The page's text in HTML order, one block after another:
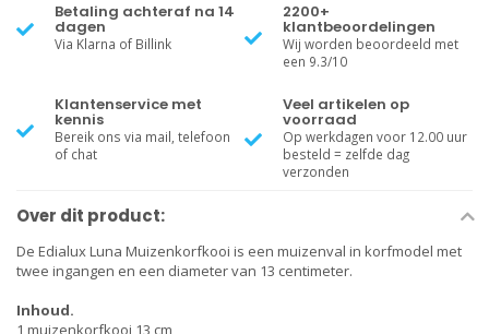
Betaling achteraf na 14
dagen
Via Klarna of Billink
2200+
klantbeoordelingen
Wij worden beoordeeld met
een 9.3/10
Klantenservice met
kennis
Bereik ons via mail, telefoon
of chat
Veel artikelen op
voorraad
Op werkdagen voor 12.00 uur
besteld = zelfde dag
verzonden
Over dit product:
De Edialux Luna Muizenkorfkooi is een muizenval in korfmodel met
twee ingangen en een diameter van 13 centimeter.
Inhoud.
1 muizenkorfkooi 13 cm